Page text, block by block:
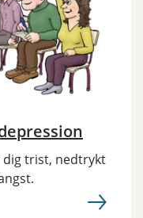
dig trist, nedtrykt